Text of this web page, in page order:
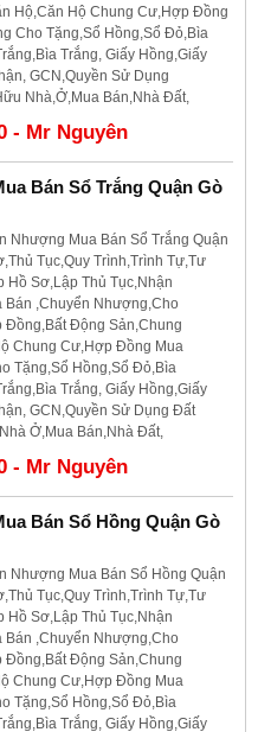
Hộ,Căn Hộ Chung Cư,Hợp Đồng
Cho Tặng,Sổ Hồng,Sổ Đỏ,Bìa
Trắng, Giấy Hồng,Giấy
GCN,Quyền Sử Dụng
Nhà,Ở,Mua Bán,Nhà Đất,
- Mr Nguyên
Bán Sổ Trắng Quận Gò
Nhượng Mua Bán Sổ Trắng Quận
Tục,Quy Trình,Trình Tự,Tư
Hồ Sơ,Lập Thủ Tục,Nhận
Bán ,Chuyển Nhượng,Cho
Đồng,Bất Động Sản,Chung
Chung Cư,Hợp Đồng Mua
Tặng,Sổ Hồng,Sổ Đỏ,Bìa
Trắng, Giấy Hồng,Giấy
GCN,Quyền Sử Dụng Đất
Ở,Mua Bán,Nhà Đất,
- Mr Nguyên
Bán Sổ Hồng Quận Gò
Nhượng Mua Bán Sổ Hồng Quận
Tục,Quy Trình,Trình Tự,Tư
Hồ Sơ,Lập Thủ Tục,Nhận
Bán ,Chuyển Nhượng,Cho
Đồng,Bất Động Sản,Chung
Chung Cư,Hợp Đồng Mua
Tặng,Sổ Hồng,Sổ Đỏ,Bìa
Trắng, Giấy Hồng,Giấy